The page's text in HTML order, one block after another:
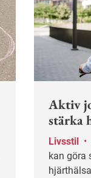
Aktiv
stärka
Livsstil •
kan göra